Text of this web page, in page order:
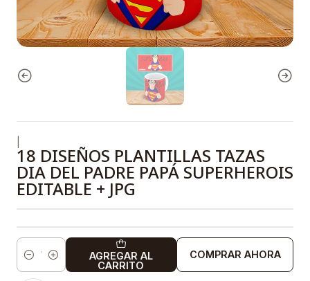
18 DISEÑOS PLANTILLAS TAZAS
DIA DEL PADRE PAPÁ SUPERHEROIS
EDITABLE + JPG
Cantidad
AGREGAR AL
CARRITO
COMPRAR AHORA